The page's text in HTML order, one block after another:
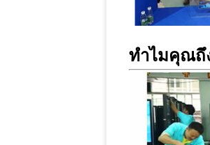
ทำไมคุณถึ